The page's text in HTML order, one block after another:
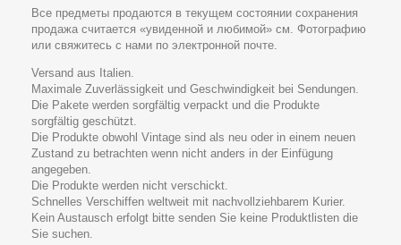
Все предметы продаются в текущем состоянии сохранения
продажа считается «увиденной и любимой» см. Фотографию
или свяжитесь с нами по электронной почте.
Versand aus Italien.
Maximale Zuverlässigkeit und Geschwindigkeit bei Sendungen.
Die Pakete werden sorgfältig verpackt und die Produkte
sorgfältig geschützt.
Die Produkte obwohl Vintage sind als neu oder in einem neuen
Zustand zu betrachten wenn nicht anders in der Einfügung
angegeben.
Die Produkte werden nicht verschickt.
Schnelles Verschiffen weltweit mit nachvollziehbarem Kurier.
Kein Austausch erfolgt bitte senden Sie keine Produktlisten die
Sie suchen.